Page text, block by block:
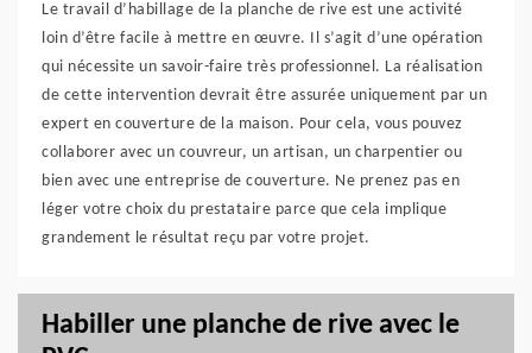
Le travail d’habillage de la planche de rive est une activité
loin d’être facile à mettre en œuvre. Il s’agit d’une opération
qui nécessite un savoir-faire très professionnel. La réalisation
de cette intervention devrait être assurée uniquement par un
expert en couverture de la maison. Pour cela, vous pouvez
collaborer avec un couvreur, un artisan, un charpentier ou
bien avec une entreprise de couverture. Ne prenez pas en
léger votre choix du prestataire parce que cela implique
grandement le résultat reçu par votre projet.
Habiller une planche de rive avec le